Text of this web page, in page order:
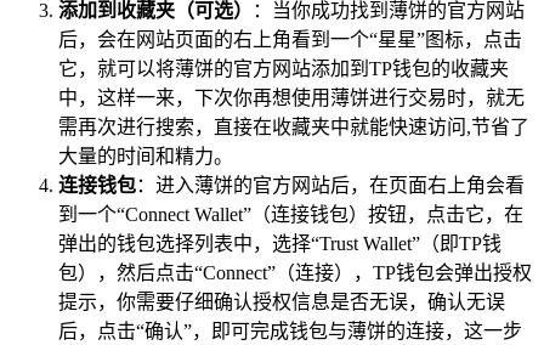
添加到收藏夹（可选）
：当你成功找到薄饼的官方网站
后，会在网站页面的右上角看到一个“星星”图标，点击
它，就可以将薄饼的官方网站添加到TP钱包的收藏夹
中，这样一来，下次你再想使用薄饼进行交易时，就无
需再次进行搜索，直接在收藏夹中就能快速访问,节省了
大量的时间和精力。
连接钱包：进入薄饼的官方网站后，在页面右上角会看
到一个“Connect Wallet”（连接钱包）按钮，点击它，在
弹出的钱包选择列表中，选择“Trust Wallet”（即TP钱
包），然后点击“Connect”（连接），TP钱包会弹出授权
提示，你需要仔细确认授权信息是否无误，确认无误
后，点击“确认”，即可完成钱包与薄饼的连接，这一步